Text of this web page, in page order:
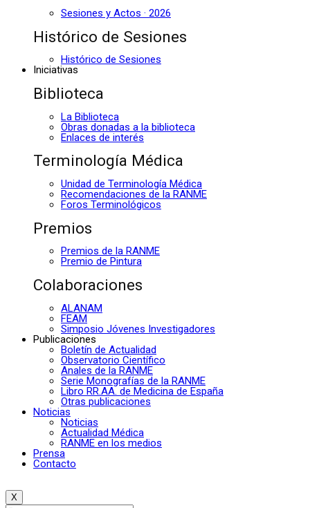
Sesiones y Actos · 2026
Histórico de Sesiones
Histórico de Sesiones
Iniciativas
Biblioteca
La Biblioteca
Obras donadas a la biblioteca
Enlaces de interés
Terminología Médica
Unidad de Terminología Médica
Recomendaciones de la RANME
Foros Terminológicos
Premios
Premios de la RANME
Premio de Pintura
Colaboraciones
ALANAM
FEAM
Simposio Jóvenes Investigadores
Publicaciones
Boletín de Actualidad
Observatorio Científico
Anales de la RANME
Serie Monografías de la RANME
Libro RR.AA. de Medicina de España
Otras publicaciones
Noticias
Noticias
Actualidad Médica
RANME en los medios
Prensa
Contacto
X